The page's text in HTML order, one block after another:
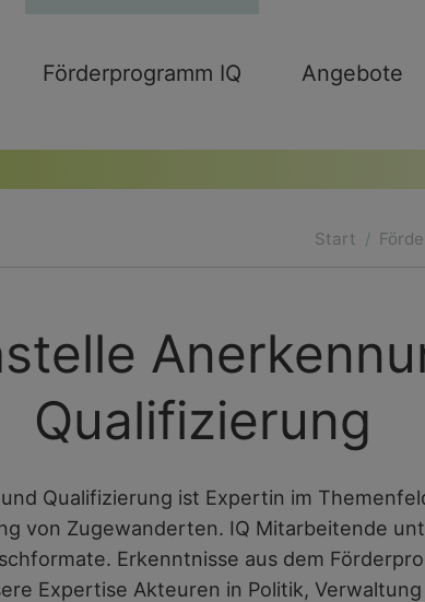
Förderprogramm IQ Angebote
Start
Qualifizierung
Qualifizierung ist Expertin im
von Zugewanderten. IQ Mitarbeitende
Erkenntnisse aus dem
Expertise Akteuren in Politik,